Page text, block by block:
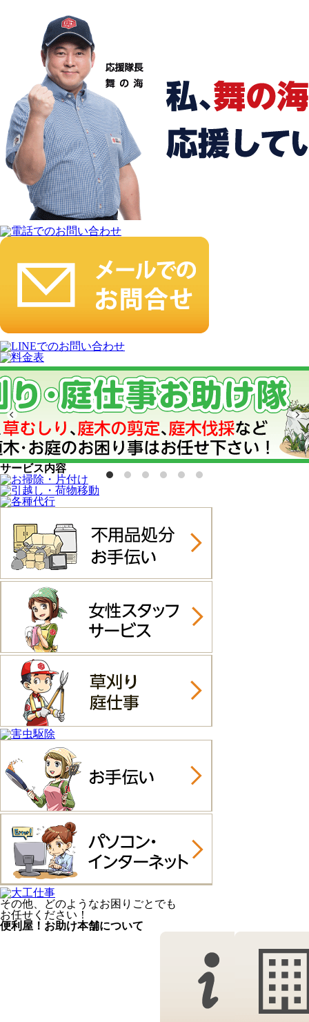
サービス内容
その他、どのようなお困りごとでも
お任せください！
便利屋！お助け本舗について